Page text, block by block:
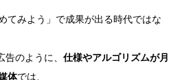
てみよう」で成果が出る時代ではな
のように、 仕様やアルゴリズムが月
体では、